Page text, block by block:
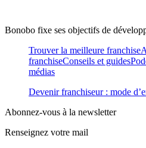
Bonobo fixe ses objectifs de
Trouver la meilleure franchise
franchiseConseils et guides
médias
Devenir franchiseur : mode
Abonnez-vous à la newsletter
Renseignez votre mail